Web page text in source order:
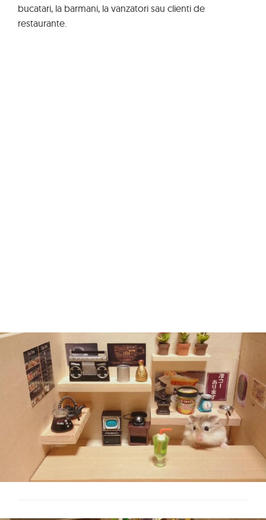
bucatari, la barmani, la vanzatori sau clienti de
restaurante.